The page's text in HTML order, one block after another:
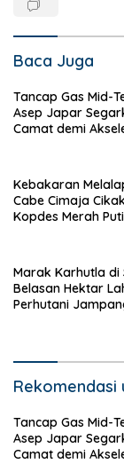
Baca Juga
Tancap Gas Mid-
Asep Japar
Camat demi
Kebakaran
Cabe Cimaja
Kopdes Merah
Marak Karhutla di
Belasan Hektar
Perhutani
Rekomendasi
Tancap Gas Mid-
Asep Japar
Camat demi